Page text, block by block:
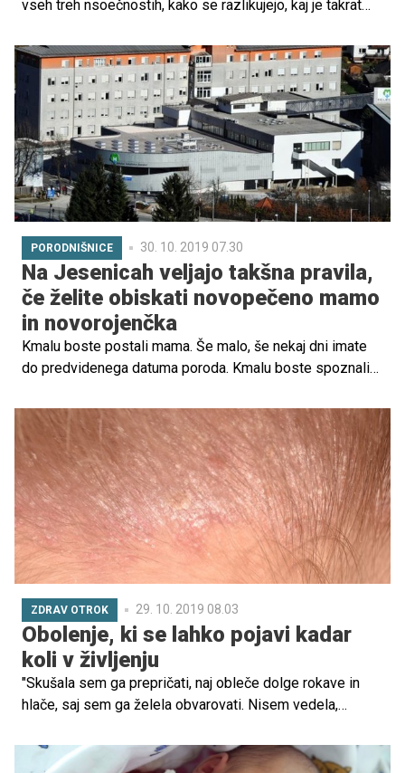
vseh treh nsoečnostih, kako se razlikujejo, kaj je takrat
PORODNIŠNICE 30. 10. 2019 07.30
Na Jesenicah veljajo takšna pravila,
če želite obiskati novopečeno mamo
in novorojenčka
Kmalu boste postali mama. Še malo, še nekaj dni imate
do predvidenega datuma poroda. Kmalu boste spoznali
tudi drugi sorodniki ter prijatelji, smo se pozanimali,
kakšna so pravila glede obiskov.
ZDRAV OTROK 29. 10. 2019 08.03
Obolenje, ki se lahko pojavi kadar
koli v življenju
"Skušala sem ga prepričati, naj obleče dolge rokave in
hlače, saj sem ga želela obvarovati. Nisem vedela,
majico s kratkimi rokavi, kratke hlače in sandale," se
mamica spominja dneva, ko je sina prvič pospremila v